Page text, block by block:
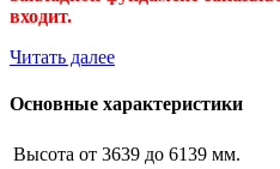
входит.
Читать далее
Основные характеристики
Высота от 3639 до 6139 мм.